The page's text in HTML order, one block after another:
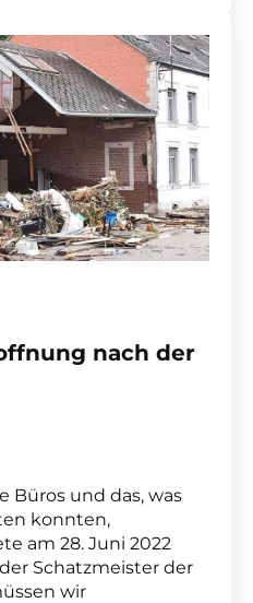
nach der
Büros und das, was
konnten,
am 28. Juni 2022
Schatzmeister der
wir